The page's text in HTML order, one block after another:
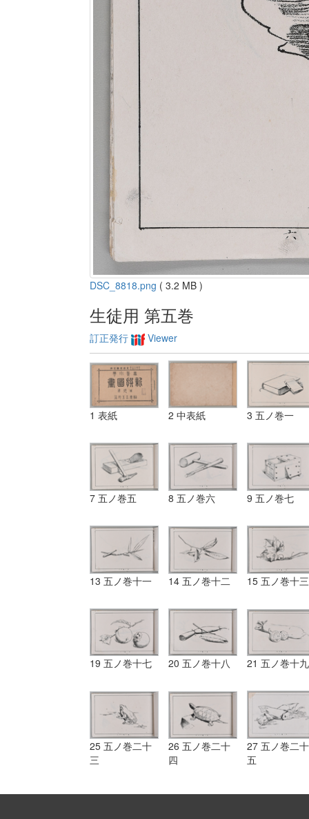
DSC_8818.png ( 3.2 MB )
生徒用 第五巻
訂正発行 Viewer
1 表紙 2 中表紙 3 五ノ巻一
7 五ノ巻五 8 五ノ巻六 9 五ノ巻七
13 五ノ巻十一 14 五ノ巻十二 15 五ノ巻十三
19 五ノ巻十七 20 五ノ巻十八 21 五ノ巻十九
25 五ノ巻二十
三
26 五ノ巻二十
四
27 五ノ巻二十
五